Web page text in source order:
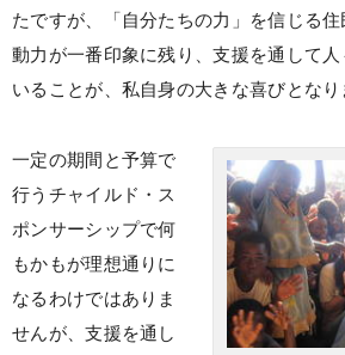
たですが、「自分たちの力」を信じる
動力が一番印象に残り、支援を通して
いることが、私自身の大きな喜びとなり
一定の期間と予算で
行うチャイルド・ス
ポンサーシップで何
もかもが理想通りに
なるわけではありま
せんが、支援を通し